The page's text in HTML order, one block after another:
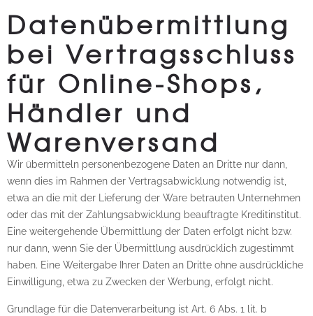
Datenübermittlung
bei Vertragsschluss
für Online-Shops,
Händler und
Warenversand
Wir übermitteln personenbezogene Daten an Dritte nur dann,
wenn dies im Rahmen der Vertragsabwicklung notwendig ist,
etwa an die mit der Lieferung der Ware betrauten Unternehmen
oder das mit der Zahlungsabwicklung beauftragte Kreditinstitut.
Eine weitergehende Übermittlung der Daten erfolgt nicht bzw.
nur dann, wenn Sie der Übermittlung ausdrücklich zugestimmt
haben. Eine Weitergabe Ihrer Daten an Dritte ohne ausdrückliche
Einwilligung, etwa zu Zwecken der Werbung, erfolgt nicht.
Grundlage für die Datenverarbeitung ist Art. 6 Abs. 1 lit. b